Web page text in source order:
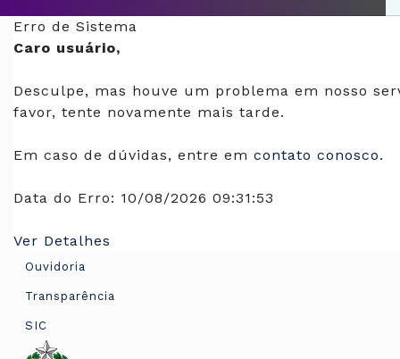
Erro de Sistema
Caro usuário,
Desculpe, mas houve um problema em nosso
favor, tente novamente mais tarde.
Em caso de dúvidas, entre em contato conosco.
Data do Erro: 10/08/2026 09:31:53
Ver Detalhes
Ouvidoria
Transparência
SIC